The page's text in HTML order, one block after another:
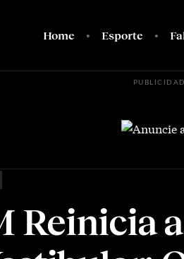
Home Esporte
Reinicia